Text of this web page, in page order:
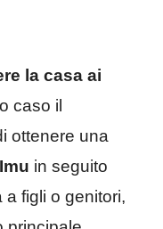
la casa ai
caso il
ottenere una
in seguito
figli o genitori,